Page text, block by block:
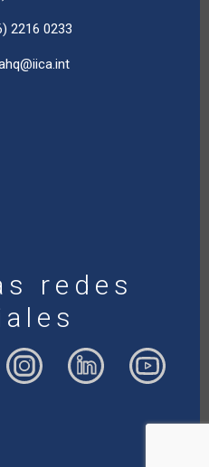
2216 0233
redes